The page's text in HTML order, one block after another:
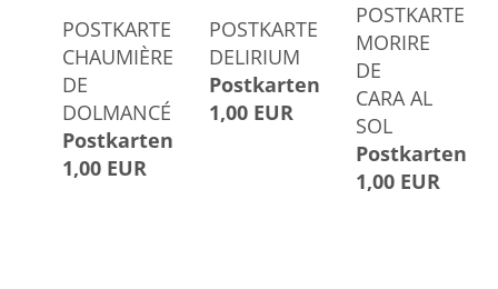
POSTKARTE
CHAUMIÈRE
DE
DOLMANCÉ
Postkarten
1,00 EUR
POSTKARTE
DELIRIUM
Postkarten
1,00 EUR
POSTKARTE
MORIRE
DE
CARA AL
SOL
Postkarten
1,00 EUR